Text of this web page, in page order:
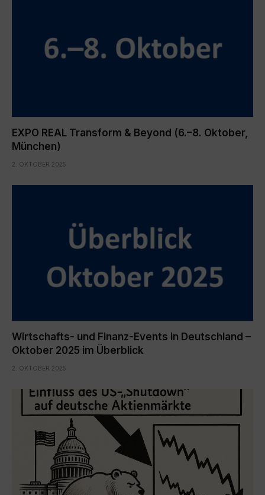
EXPO REAL Transform & Beyond (6.–8. Oktober,
München)
2. OKTOBER 2025
Wirtschafts- und Finanz-Events in Deutschland –
Oktober 2025 im Überblick
2. OKTOBER 2025